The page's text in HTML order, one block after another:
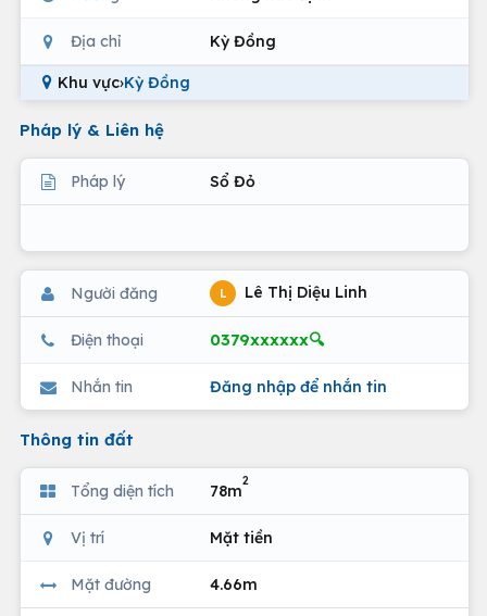
Địa chỉ Kỳ Đồng
Khu vực›Kỳ Đồng
Pháp lý & Liên hệ
Pháp lý Sổ Đỏ
Người đăng L Lê Thị Diệu Linh
Điện thoại 0379xxxxxx🔍
Nhắn tin Đăng nhập để nhắn tin
Thông tin đất
Tổng diện tích 78m
2
Vị trí Mặt tiền
Mặt đường 4.66m